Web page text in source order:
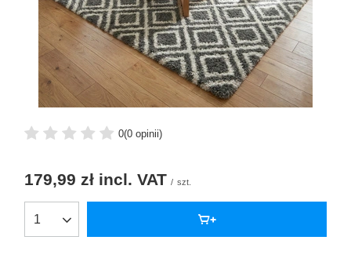
0(0 opinii)
179,99 zł incl. VAT / szt.